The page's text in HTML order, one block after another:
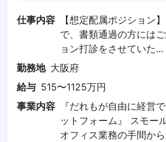
仕事内容
【想定配属ポジション
で、書類通過の方には
ョン打診をさせていた…
勤務地 大阪府
給与 515〜1125万円
事業内容
『だれもが自由に経営
ットフォーム』 スモー
オフィス業務の手間か